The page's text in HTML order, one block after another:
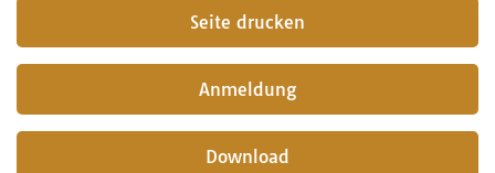
Seite drucken
Anmeldung
Download